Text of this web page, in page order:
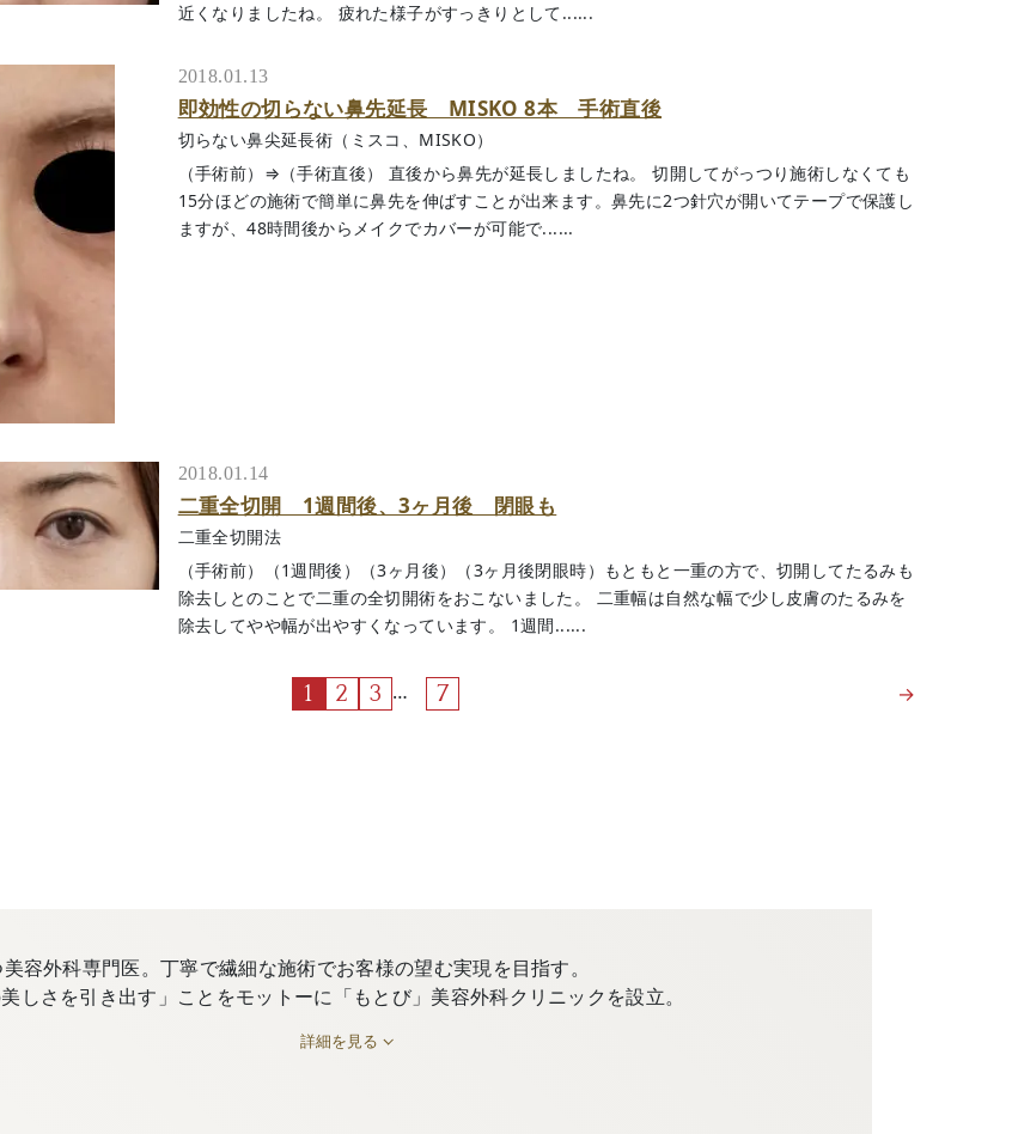
近くなりましたね。 疲れた様子がすっきりとして......
2018.01.13
即効性の切らない鼻先延長 MISKO 8本 手術直後
切らない鼻尖延長術（ミスコ、MISKO）
（手術前）⇒（手術直後） 直後から鼻先が延長しましたね。 切開してがっつり施術しなくても
15分ほどの施術で簡単に鼻先を伸ばすことが出来ます。鼻先に2つ針穴が開いてテープで保護し
ますが、48時間後からメイクでカバーが可能で......
2018.01.14
二重全切開 1週間後、3ヶ月後 閉眼も
二重全切開法
（手術前）（1週間後）（3ヶ月後）（3ヶ月後閉眼時）もともと一重の方で、切開してたるみも
除去しとのことで二重の全切開術をおこないました。 二重幅は自然な幅で少し皮膚のたるみを
除去してやや幅が出やすくなっています。 1週間......
1 2 3 … 7 →
容外科専門医。丁寧で繊細な施術でお客様の望む実現を目指す。
しさを引き出す」ことをモットーに「もとび」美容外科クリニックを設立。
詳細を見る